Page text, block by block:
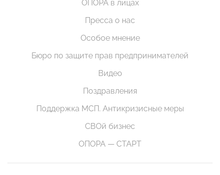
ОПОРА в лицах
Пресса о нас
Особое мнение
Бюро по защите прав предпринимателей
Видео
Поздравления
Поддержка МСП. Антикризисные меры
СВОй бизнес
ОПОРА — СТАРТ